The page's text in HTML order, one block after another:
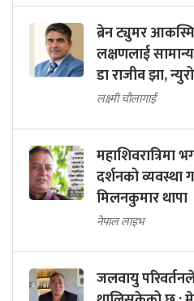
ब्रेन ट्युमर
लक्षणलाई
डा राजीव झा,
लक्ष्मी चौलागाईं
दर्शनको व्यवस्था
मिलनकुमार थापा
नेपाल लाइभ
जलवायु